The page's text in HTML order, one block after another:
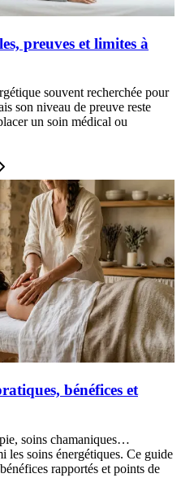
preuves et limites à
souvent recherchée pour
son niveau de preuve reste
un soin médical ou
bénéfices et
soins chamaniques…
soins énergétiques. Ce guide
rapportés et points de